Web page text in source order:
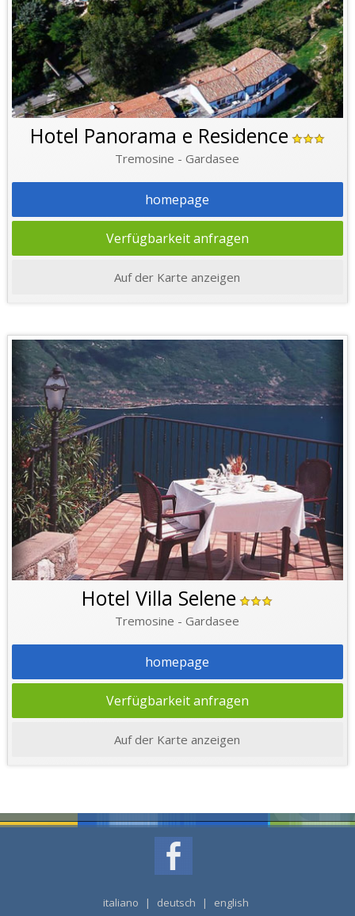
Hotel Panorama e Residence
Tremosine - Gardasee
homepage
Verfügbarkeit anfragen
Auf der Karte anzeigen
Hotel Villa Selene
Tremosine - Gardasee
homepage
Verfügbarkeit anfragen
Auf der Karte anzeigen
italiano | deutsch | english